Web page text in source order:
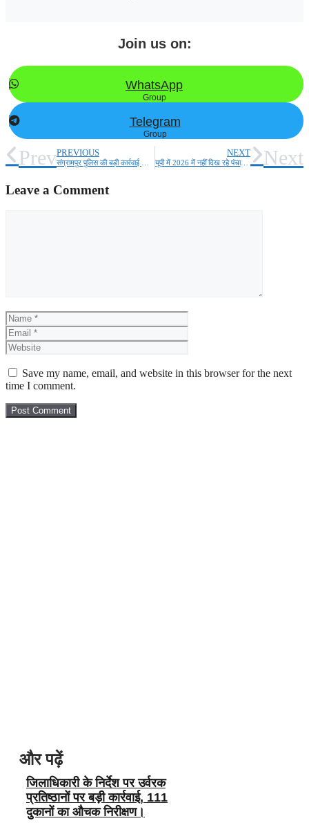
Join us on:
WhatsApp
Group
Telegram
Group
PrevPREVIOUS NEXT
यूपी में 2026 में नहीं दिख रहे पंचायत चुनाव होने के आसार! Next
Leave a Comment
Name
Save my name, email, and website in this browser for the next
time I comment.
और पढ़ें
जिलाधिकारी के निर्देश पर उर्वरक
प्रतिष्ठानों पर बड़ी कार्रवाई, 111
दुकानों का औचक निरीक्षण।